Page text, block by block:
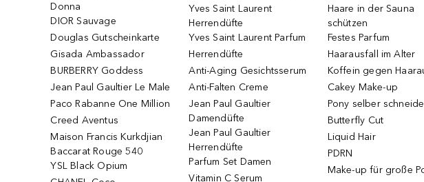
Donna
DIOR Sauvage
Douglas Gutscheinkarte
Gisada Ambassador
BURBERRY Goddess
Jean Paul Gaultier Le Male
Paco Rabanne One Million
Creed Aventus
Maison Francis Kurkdjian
Baccarat Rouge 540
YSL Black Opium
Yves Saint Laurent
Herrendüfte
Yves Saint Laurent Parfum
Herrendüfte
Anti-Aging Gesichtsserum
Anti-Falten Creme
Jean Paul Gaultier
Damendüfte
Jean Paul Gaultier
Herrendüfte
Parfum Set Damen
Vitamin C Serum
Haare in der Sauna
schützen
Festes Parfum
Haarausfall im Alter
Koffein gegen
Cakey Make-up
Pony selber
Butterfly Cut
Liquid Hair
PDRN
Make-up für große